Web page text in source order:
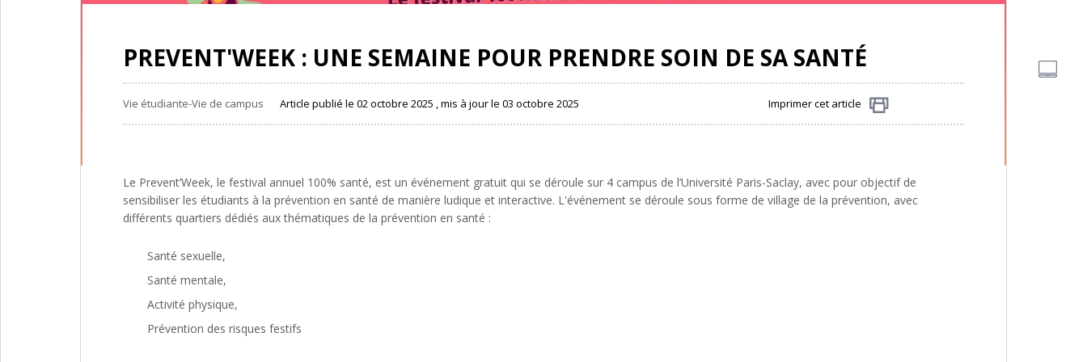
PREVENT'WEEK : UNE SEMAINE POUR PRENDRE SOIN DE SA SANTÉ
Vie étudiante-Vie de campus Article publié le 02 octobre 2025 , mis à jour le 03 octobre 2025 Imprimer cet article
Le Prevent’Week, le festival annuel 100% santé, est un événement gratuit qui se déroule sur 4 campus de l’Université Paris-Saclay, avec pour objectif de
sensibiliser les étudiants à la prévention en santé de manière ludique et interactive. L'événement se déroule sous forme de village de la prévention, avec
différents quartiers dédiés aux thématiques de la prévention en santé :
Santé sexuelle,
Santé mentale,
Activité physique,
Prévention des risques festifs